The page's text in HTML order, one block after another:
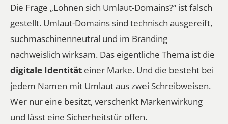
Die Frage „Lohnen sich Umlaut-Domains?“ ist falsch
gestellt. Umlaut-Domains sind technisch ausgereift,
suchmaschinenneutral und im Branding
nachweislich wirksam. Das eigentliche Thema ist die
digitale Identität einer Marke. Und die besteht bei
jedem Namen mit Umlaut aus zwei Schreibweisen.
Wer nur eine besitzt, verschenkt Markenwirkung
und lässt eine Sicherheitstür offen.